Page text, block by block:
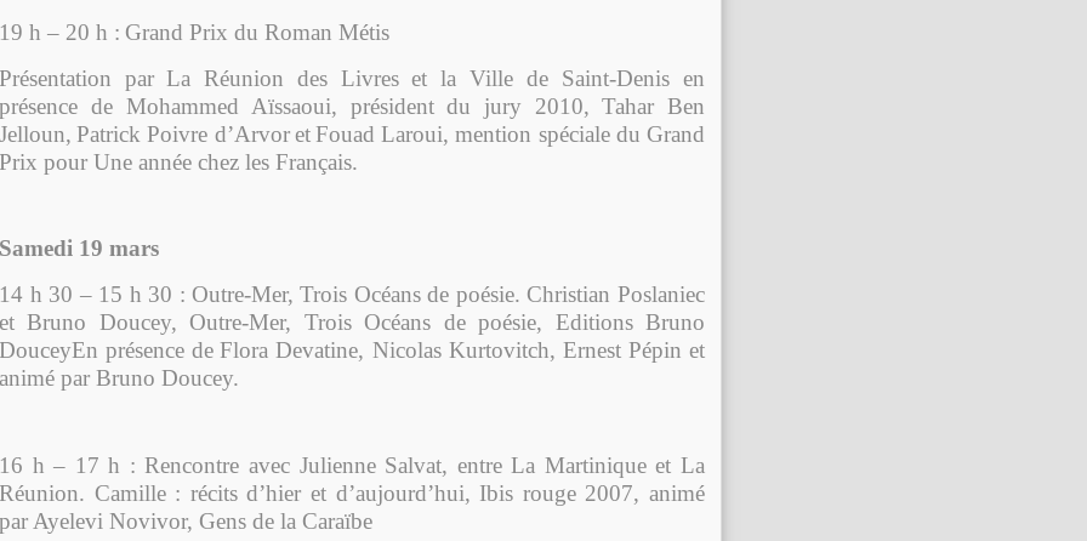
19 h – 20 h : Grand Prix du Roman Métis
Présentation par La Réunion des Livres et la Ville de Saint-Denis en
présence de Mohammed Aïssaoui, président du jury 2010, Tahar Ben
Jelloun, Patrick Poivre d’Arvor et Fouad Laroui, mention spéciale du Grand
Prix pour Une année chez les Français.
Samedi 19 mars
14 h 30 – 15 h 30 : Outre-Mer, Trois Océans de poésie. Christian Poslaniec
et Bruno Doucey, Outre-Mer, Trois Océans de poésie, Editions Bruno
DouceyEn présence de Flora Devatine, Nicolas Kurtovitch, Ernest Pépin et
animé par Bruno Doucey.
16 h – 17 h : Rencontre avec Julienne Salvat, entre La Martinique et La
Réunion. Camille : récits d’hier et d’aujourd’hui, Ibis rouge 2007, animé
par Ayelevi Novivor, Gens de la Caraïbe